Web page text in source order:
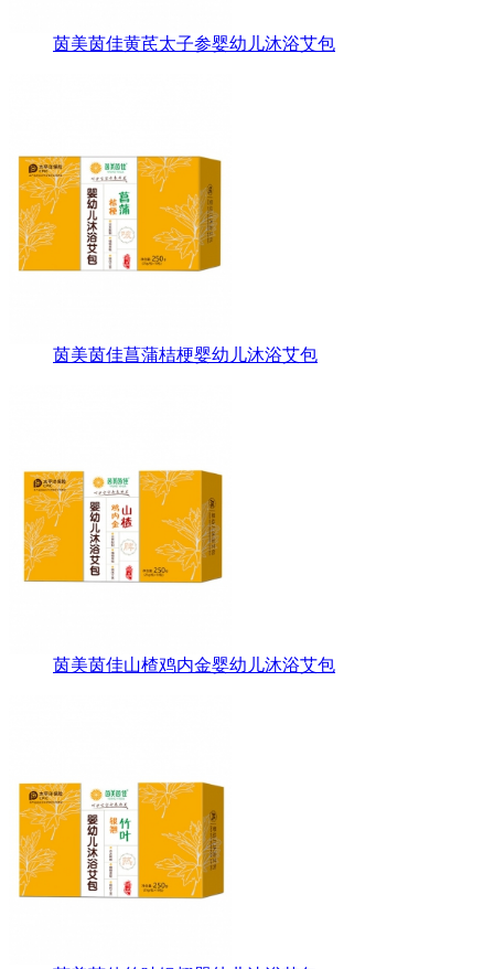
茵美茵佳黄芪太子参婴幼儿沐浴艾包
茵美茵佳菖蒲桔梗婴幼儿沐浴艾包
茵美茵佳山楂鸡内金婴幼儿沐浴艾包